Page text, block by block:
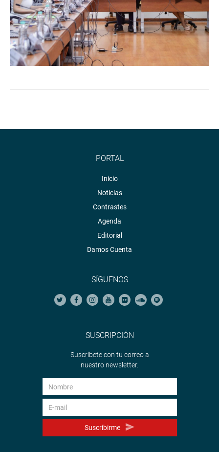
PORTAL
Inicio
Noticias
Contrastes
Agenda
Editorial
Damos Cuenta
SÍGUENOS
SUSCRIPCIÓN
Suscríbete con tu correo a
nuestro newsletter.
Suscribirme